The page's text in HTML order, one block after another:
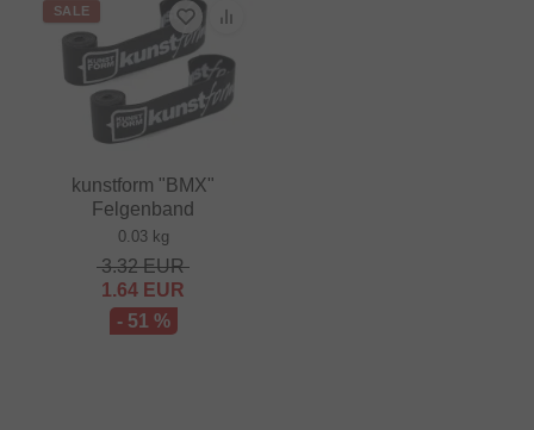
SALE
kunstform "BMX"
Felgenband
0.03 kg
3.32EUR
1.64 EUR
- 51 %